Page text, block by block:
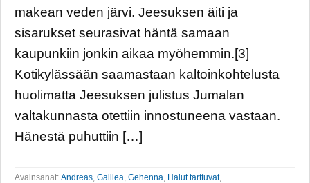
makean veden järvi. Jeesuksen äiti ja
sisarukset seurasivat häntä samaan
kaupunkiin jonkin aikaa myöhemmin.[3]
Kotikylässään saamastaan kaltoinkohtelusta
huolimatta Jeesuksen julistus Jumalan
valtakunnasta otettiin innostuneena vastaan.
Hänestä puhuttiin […]
Avainsanat: Andreas Galilea Gehenna Halut tarttuvat,